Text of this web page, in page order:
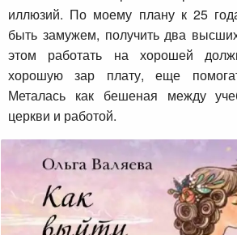
иллюзий. По моему плану к 25
быть замужем, получить два
этом работать на хорошей
хорошую зар плату, еще
Металась как бешеная между
церкви и работой.